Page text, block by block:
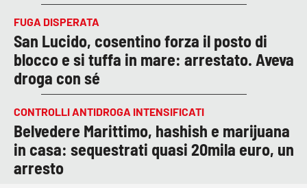
FUGA DISPERATA
San Lucido, cosentino forza il posto di
blocco e si tuffa in mare: arrestato. Aveva
droga con sé
CONTROLLI ANTIDROGA INTENSIFICATI
Belvedere Marittimo, hashish e marijuana
in casa: sequestrati quasi 20mila euro, un
arresto